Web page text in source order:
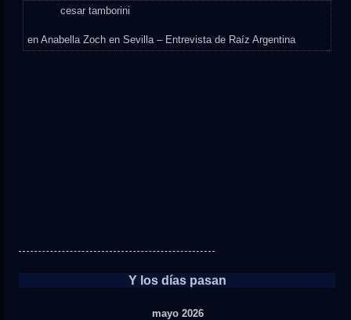
cesar tamborini
enAnabella Zoch en Sevilla – Entrevista de Raíz Argentina
Y los días pasan
mayo 2026